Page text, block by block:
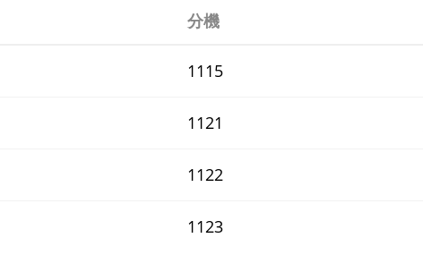
分機
1115
1121
1122
1123